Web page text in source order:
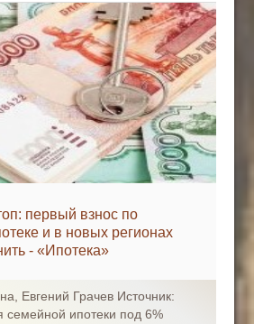
первый взнос по
и в новых регионах
- «Ипотека»
Евгений Грачев Источник:
семейной ипотеки под 6%